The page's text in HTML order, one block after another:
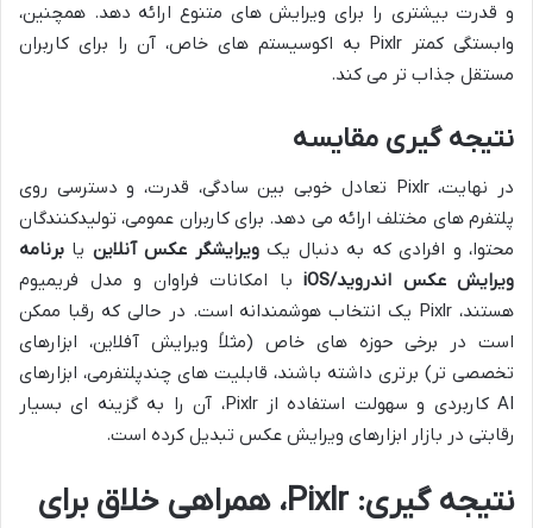
و قدرت بیشتری را برای ویرایش های متنوع ارائه دهد. همچنین،
وابستگی کمتر Pixlr به اکوسیستم های خاص، آن را برای کاربران
مستقل جذاب تر می کند.
نتیجه گیری مقایسه
در نهایت، Pixlr تعادل خوبی بین سادگی، قدرت، و دسترسی روی
پلتفرم های مختلف ارائه می دهد. برای کاربران عمومی، تولیدکنندگان
محتوا، و افرادی که به دنبال یکویرایشگر عکس آنلاین یا برنامه
ویرایش عکس اندروید/iOS
با امکانات فراوان و مدل فریمیوم
هستند، Pixlr یک انتخاب هوشمندانه است. در حالی که رقبا ممکن
است در برخی حوزه های خاص (مثلاً ویرایش آفلاین، ابزارهای
تخصصی تر) برتری داشته باشند، قابلیت های چندپلتفرمی، ابزارهای
AI کاربردی و سهولت استفاده از Pixlr، آن را به گزینه ای بسیار
رقابتی در بازار ابزارهای ویرایش عکس تبدیل کرده است.
نتیجه گیری: Pixlr، همراهی خلاق برای